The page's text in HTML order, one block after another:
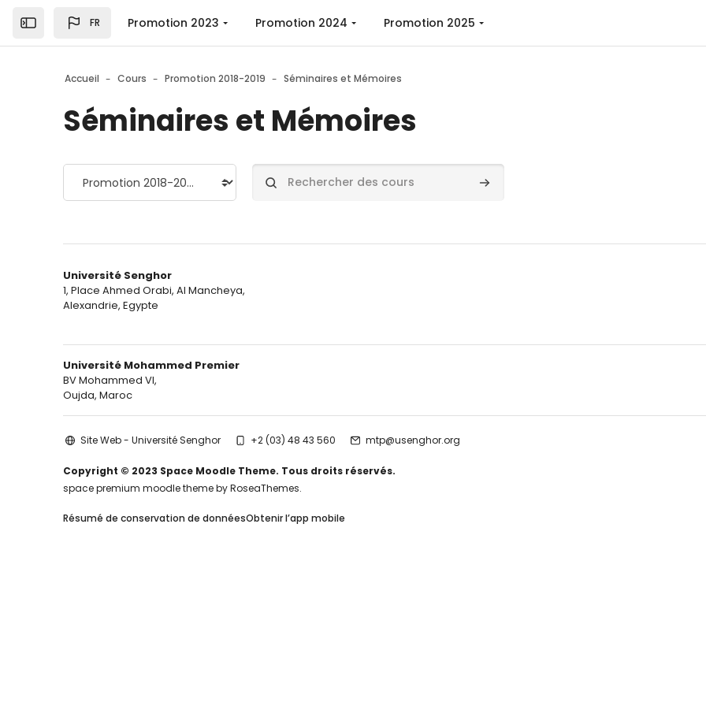
Ouvrir la barre latérale
FR Promotion 2023 Promotion 2024 Promotion 2025
Accueil Cours Promotion 2018-2019 Séminaires et Mémoires
Séminaires et Mémoires
Catégories de cours Rechercher des cours Rechercher des cours
Université Senghor
1, Place Ahmed Orabi, Al Mancheya,
Alexandrie, Egypte
Université Mohammed Premier
BV Mohammed VI,
Oujda, Maroc
Site Web - Université Senghor +2 (03) 48 43 560 mtp@usenghor.org
Copyright © 2023 Space Moodle Theme. Tous droits réservés.
space premium moodle theme by RoseaThemes.
Résumé de conservation de donnéesObtenir l’app mobile